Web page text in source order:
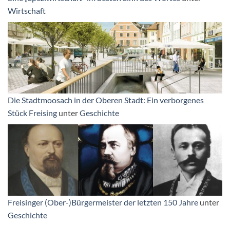
Wirtschaft
Die Stadtmoosach in der Oberen Stadt: Ein verborgenes
Stück Freising unterGeschichte
Freisinger (Ober-)Bürgermeister der letzten 150 Jahre unter
Geschichte